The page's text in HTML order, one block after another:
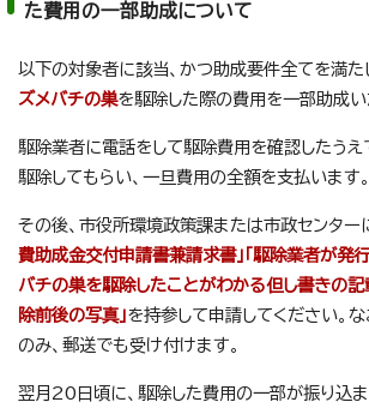
た費用の一部助成について
以下の対象者に該当、かつ助成要件全てを満た
ズメバチの巣を駆除した際の費用を一部助成い
駆除業者に電話をして駆除費用を確認したうえ
駆除してもらい、一旦費用の全額を支払います。
その後、市役所環境政策課または市政センター
費助成金交付申請書兼請求書」「駆除業者が発
バチの巣を駆除したことがわかる但し書きの記
除前後の写真」を持参して申請してください。
のみ、郵送でも受け付けます。
翌月20日頃に、駆除した費用の一部が振り込ま